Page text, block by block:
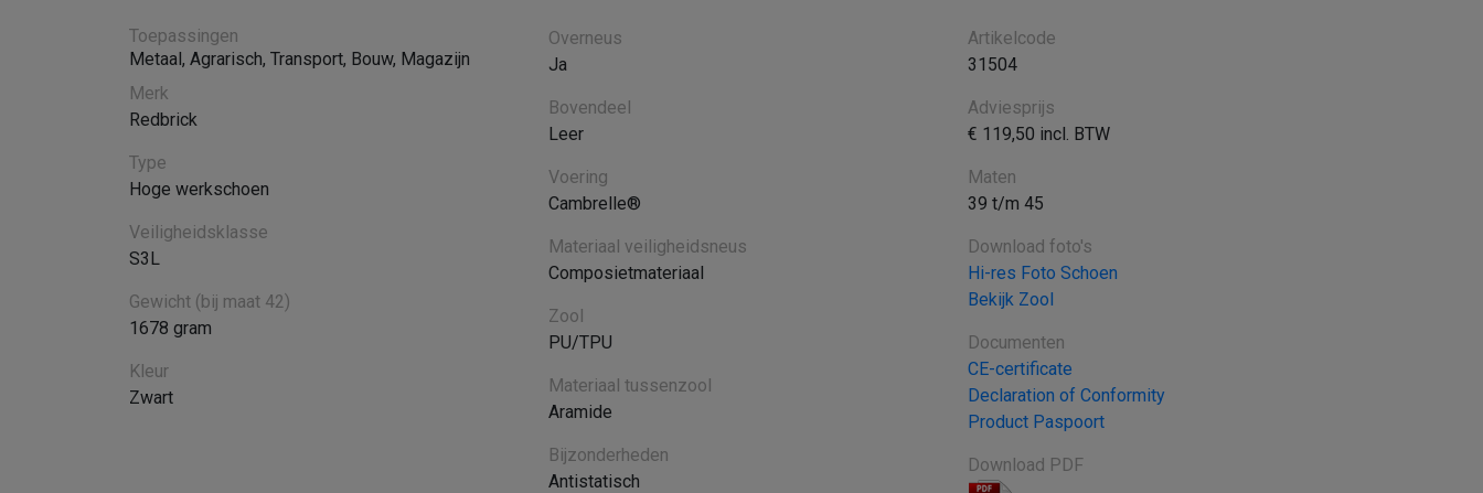
Toepassingen
Metaal, Agrarisch, Transport, Bouw, Magazijn
Merk
Redbrick
Type
Hoge werkschoen
Veiligheidsklasse
S3L
Gewicht (bij maat 42)
1678 gram
Kleur
Zwart
Overneus
Ja
Bovendeel
Leer
Voering
Cambrelle®
Materiaal veiligheidsneus
Composietmateriaal
Zool
PU/TPU
Materiaal tussenzool
Aramide
Bijzonderheden
Antistatisch
Artikelcode
31504
Adviesprijs
€ 119,50 incl. BTW
Maten
39 t/m 45
Download foto's
Hi-res Foto Schoen
Bekijk Zool
Documenten
CE-certificate
Declaration of Conformity
Product Paspoort
Download PDF